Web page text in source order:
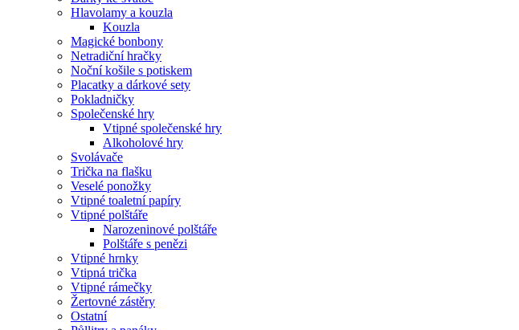
Hlavolamy a kouzla
Kouzla
Magické bonbony
Netradiční hračky
Noční košile s potiskem
Placatky a dárkové sety
Pokladničky
Společenské hry
Vtipné společenské hry
Alkoholové hry
Svolávače
Trička na flašku
Veselé ponožky
Vtipné toaletní papíry
Vtipné polštáře
Narozeninové polštáře
Polštáře s penězi
Vtipné hrnky
Vtipná trička
Vtipné rámečky
Žertovné zástěry
Ostatní